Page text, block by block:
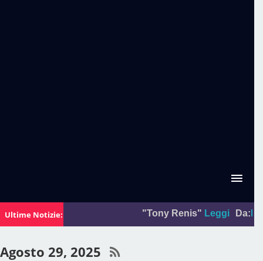
Ultime Notizie: "Tony Renis" Leggi Da: La
Agosto 29, 2025